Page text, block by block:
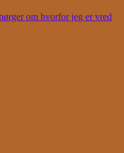
om hvorfor jeg er vred